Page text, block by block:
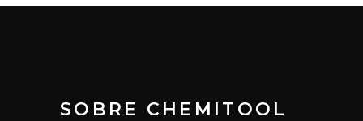
SOBRE CHEMITOOL